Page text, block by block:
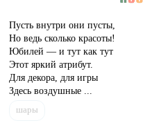
Пусть внутри они пусты,
Но ведь сколько красоты!
Юбилей — и тут как тут
Этот яркий атрибут.
Для декора, для игры
Здесь воздушные ...
шары